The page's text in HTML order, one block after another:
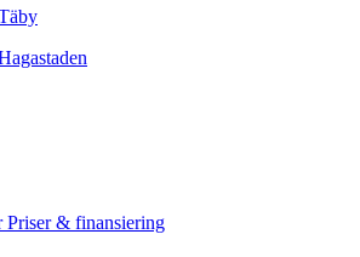
Priser & finansiering